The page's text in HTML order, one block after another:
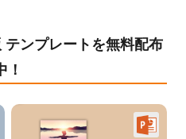
ンプレートを無料配布
！